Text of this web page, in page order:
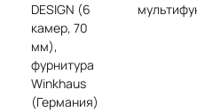
DESIGN (6
камер, 70
мм),
фурнитура
Winkhaus
(Германия)